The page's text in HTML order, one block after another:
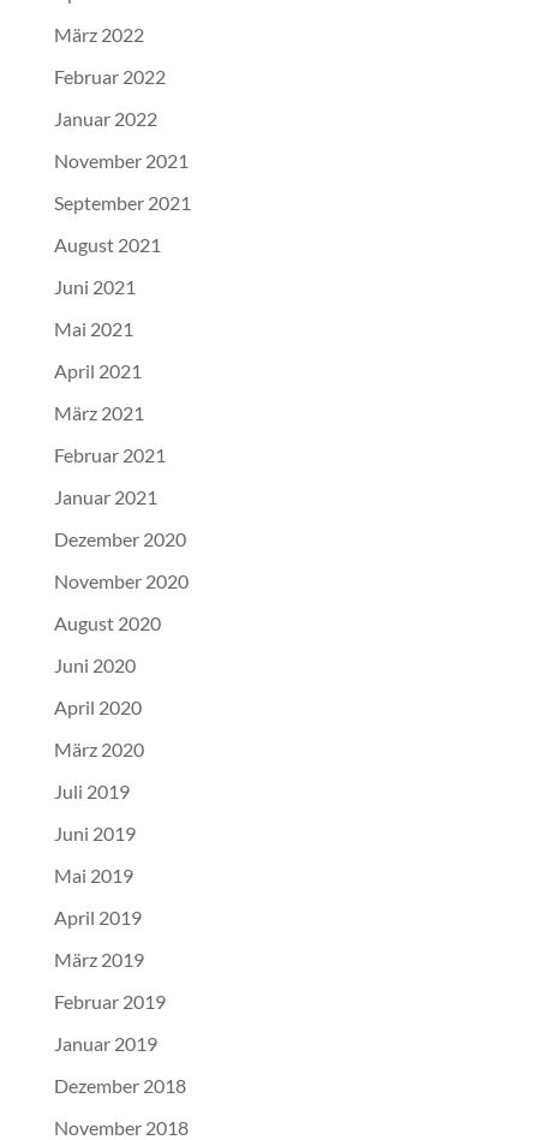
März 2022
Februar 2022
Januar 2022
November 2021
September 2021
August 2021
Juni 2021
Mai 2021
April 2021
März 2021
Februar 2021
Januar 2021
Dezember 2020
November 2020
August 2020
Juni 2020
April 2020
März 2020
Juli 2019
Juni 2019
Mai 2019
April 2019
März 2019
Februar 2019
Januar 2019
Dezember 2018
November 2018